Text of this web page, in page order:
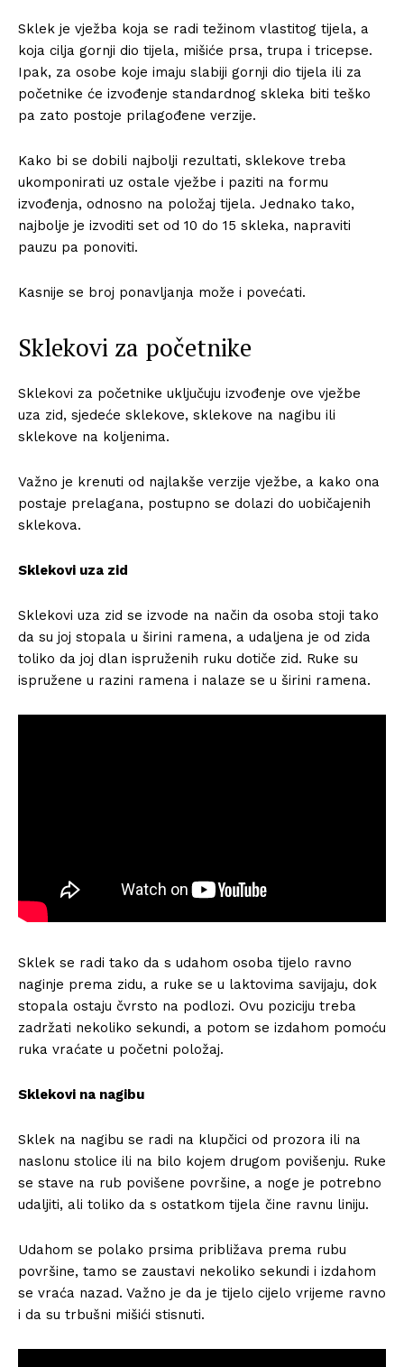
Sklek je vježba koja se radi težinom vlastitog tijela, a
koja cilja gornji dio tijela, mišiće prsa, trupa i tricepse.
Ipak, za osobe koje imaju slabiji gornji dio tijela ili za
početnike će izvođenje standardnog skleka biti teško
pa zato postoje prilagođene verzije.
Kako bi se dobili najbolji rezultati, sklekove treba
ukomponirati uz ostale vježbe i paziti na formu
izvođenja, odnosno na položaj tijela. Jednako tako,
najbolje je izvoditi set od 10 do 15 skleka, napraviti
pauzu pa ponoviti.
Kasnije se broj ponavljanja može i povećati.
Sklekovi za početnike
Sklekovi za početnike uključuju izvođenje ove vježbe
uza zid, sjedeće sklekove, sklekove na nagibu ili
sklekove na koljenima.
Važno je krenuti od najlakše verzije vježbe, a kako ona
postaje prelagana, postupno se dolazi do uobičajenih
sklekova.
Sklekovi uza zid
Sklekovi uza zid se izvode na način da osoba stoji tako
da su joj stopala u širini ramena, a udaljena je od zida
toliko da joj dlan ispruženih ruku dotiče zid. Ruke su
ispružene u razini ramena i nalaze se u širini ramena.
Sklek se radi tako da s udahom osoba tijelo ravno
naginje prema zidu, a ruke se u laktovima savijaju, dok
stopala ostaju čvrsto na podlozi. Ovu poziciju treba
zadržati nekoliko sekundi, a potom se izdahom pomoću
ruka vraćate u početni položaj.
Sklekovi na nagibu
Sklek na nagibu se radi na klupčici od prozora ili na
naslonu stolice ili na bilo kojem drugom povišenju. Ruke
se stave na rub povišene površine, a noge je potrebno
udaljiti, ali toliko da s ostatkom tijela čine ravnu liniju.
Udahom se polako prsima približava prema rubu
površine, tamo se zaustavi nekoliko sekundi i izdahom
se vraća nazad. Važno je da je tijelo cijelo vrijeme ravno
i da su trbušni mišići stisnuti.